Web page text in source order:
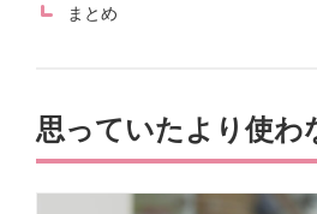
まとめ
思っていたより使